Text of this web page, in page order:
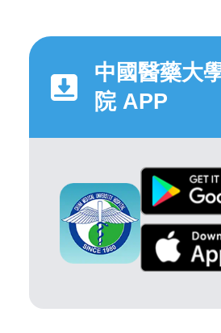
中國醫藥大
院 APP